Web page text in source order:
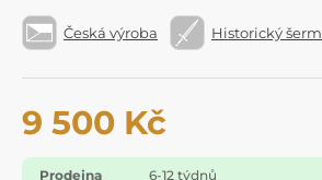
Česká výroba Historický šerm
9 500 Kč
Prodejna
6-12 týdnů